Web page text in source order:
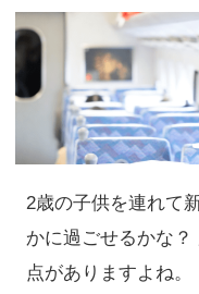
2歳の子供を連れて
かに過ごせるかな
点がありますよね